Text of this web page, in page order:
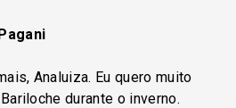
Analuiza. Eu quero muito
durante o inverno.